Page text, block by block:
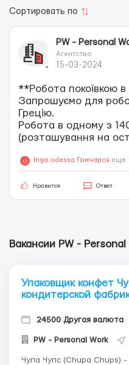
Сортировать по
PW - Personal
Агентство
15-03-2024
**Робота покоївкою в
Запрошуємо для
Грецію.
Робота в одному з 140
(розташування на
Inga.odessa Гончароваеще 1
Нравится Ответ
Вакансии PW - Personal
Упаковщик конфет
кондитерской
24500 Другая валюта
PW - Personal Work
Чупа Чупс (Chupa Chups)